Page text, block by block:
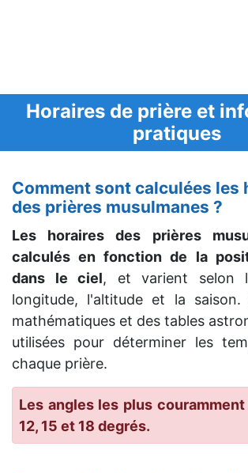
Horaires de prière et
pratiques
Comment sont calculées les
des prières musulmanes ?
Les horaires des prières
calculés en fonction de la
dans le ciel, et varient selon
longitude, l'altitude et la saison.
mathématiques et des tables
utilisées pour déterminer les
chaque prière.
Les angles les plus
12, 15 et 18 degrés.